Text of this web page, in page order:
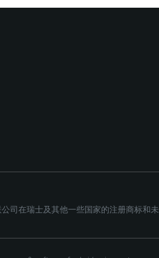
司在瑞士及其他一些国家的注册商标和未